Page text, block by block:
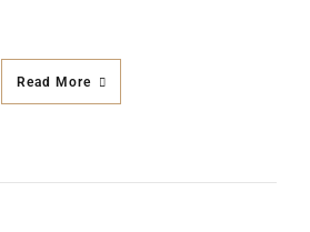
Read More